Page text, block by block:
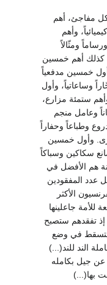
مفاجئ، أهم
وأهم
ومثّالاً
كذلك أهم خمسين
خمسين مدفعياً
وساعاتياً، وأول
ستمئة مزارع،
وعامل منجم
وطباعاً وحفاراً
وأول خمسين
سكاكين وسباكاً
هم الأفضل في
عدد المفقودين
الأكثر
للأمة جاعلينها
إذ تفقدهم ستصبح
في وضع
الند للند(...)
عن جيل بكامله
بها(...)